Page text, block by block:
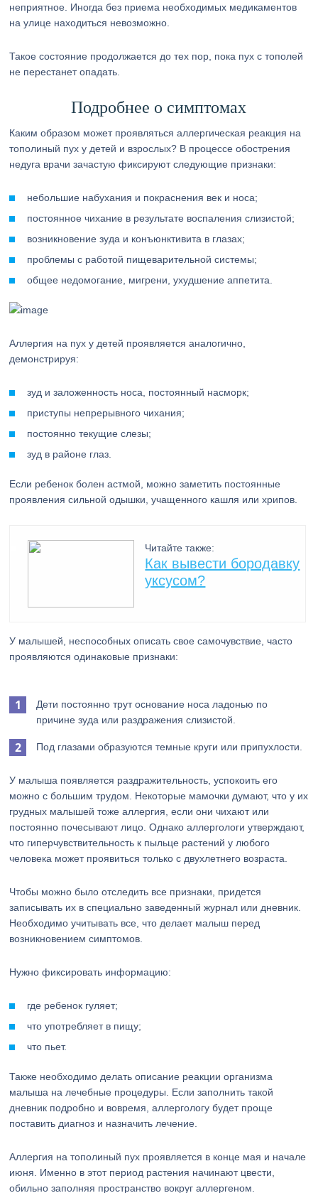
неприятное. Иногда без приема необходимых медикаментов
на улице находиться невозможно.
Такое состояние продолжается до тех пор, пока пух с тополей
не перестанет опадать.
Подробнее о симптомах
Каким образом может проявляться аллергическая реакция на
тополиный пух у детей и взрослых? В процессе обострения
недуга врачи зачастую фиксируют следующие признаки:
небольшие набухания и покраснения век и носа;
постоянное чихание в результате воспаления слизистой;
возникновение зуда и конъюнктивита в глазах;
проблемы с работой пищеварительной системы;
общее недомогание, мигрени, ухудшение аппетита.
Аллергия на пух у детей проявляется аналогично,
демонстрируя:
зуд и заложенность носа, постоянный насморк;
приступы непрерывного чихания;
постоянно текущие слезы;
зуд в районе глаз.
Если ребенок болен астмой, можно заметить постоянные
проявления сильной одышки, учащенного кашля или хрипов.
Читайте также:
Как вывести бородавку
уксусом?
У малышей, неспособных описать свое самочувствие, часто
проявляются одинаковые признаки:
Дети постоянно трут основание носа ладонью по
причине зуда или раздражения слизистой.
Под глазами образуются темные круги или припухлости.
У малыша появляется раздражительность, успокоить его
можно с большим трудом. Некоторые мамочки думают, что у их
грудных малышей тоже аллергия, если они чихают или
постоянно почесывают лицо. Однако аллергологи утверждают,
что гиперчувствительность к пыльце растений у любого
человека может проявиться только с двухлетнего возраста.
Чтобы можно было отследить все признаки, придется
записывать их в специально заведенный журнал или дневник.
Необходимо учитывать все, что делает малыш перед
возникновением симптомов.
Нужно фиксировать информацию:
где ребенок гуляет;
что употребляет в пищу;
что пьет.
Также необходимо делать описание реакции организма
малыша на лечебные процедуры. Если заполнить такой
дневник подробно и вовремя, аллергологу будет проще
поставить диагноз и назначить лечение.
Аллергия на тополиный пух проявляется в конце мая и начале
июня. Именно в этот период растения начинают цвести,
обильно заполняя пространство вокруг аллергеном.